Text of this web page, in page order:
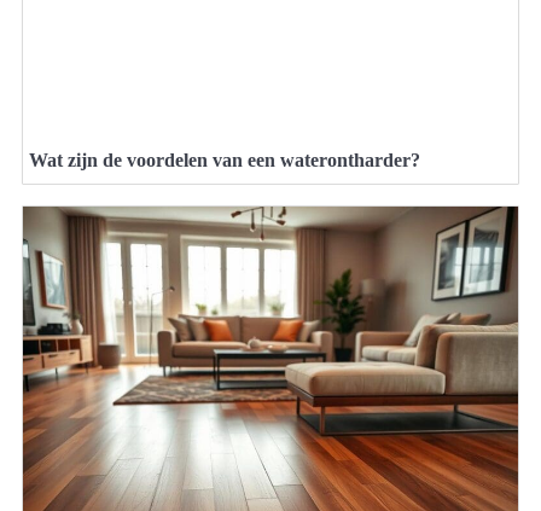
Wat zijn de voordelen van een waterontharder?